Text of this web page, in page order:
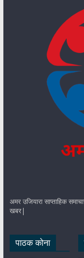
अमर उजियारा साप्ताहिक
खबर|
पाठक कोना